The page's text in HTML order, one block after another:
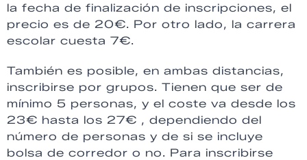
la fecha de finalización de inscripciones, el
precio es de 20€. Por otro lado, la carrera
escolar cuesta 7€.
También es posible, en ambas distancias,
inscribirse por grupos. Tienen que ser de
mínimo 5 personas, y el coste va desde los
23€ hasta los 27€ , dependiendo del
número de personas y de si se incluye
bolsa de corredor o no. Para inscribirse